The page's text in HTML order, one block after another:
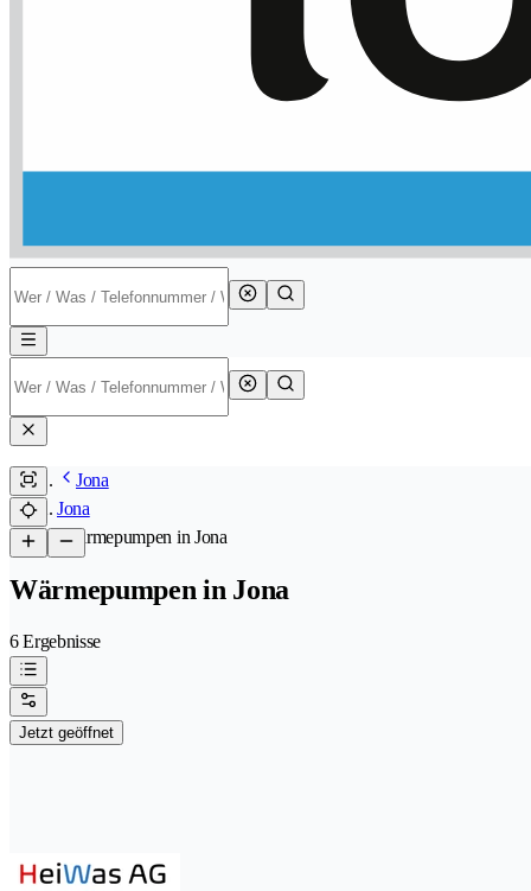
Jona
Jona
/Wärmepumpen in Jona
Wärmepumpen in Jona
6 Ergebnisse
Jetzt geöffnet